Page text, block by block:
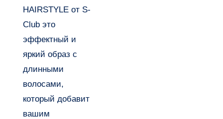
E от S-
Club
HAIRSTYLE от S-
Club это
эффектный и
яркий образ с
длинными
волосами,
который добавит
вашим